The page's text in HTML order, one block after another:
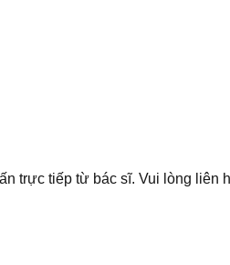
trực tiếp từ bác sĩ. Vui lòng